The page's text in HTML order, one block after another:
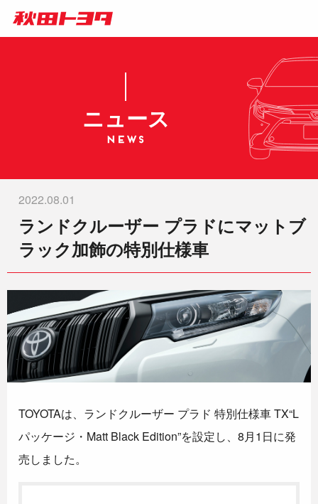
ニュース
2022.08.01
ランドクルーザー プラドにマットブ
ラック加飾の特別仕様車
TOYOTAは、ランドクルーザー プラド 特別仕様車 TX“L
パッケージ・Matt Black Edition”を設定し、8月1日に発
売しました。